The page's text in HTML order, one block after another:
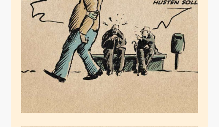
Maskenspiel
Juli 22, 2020